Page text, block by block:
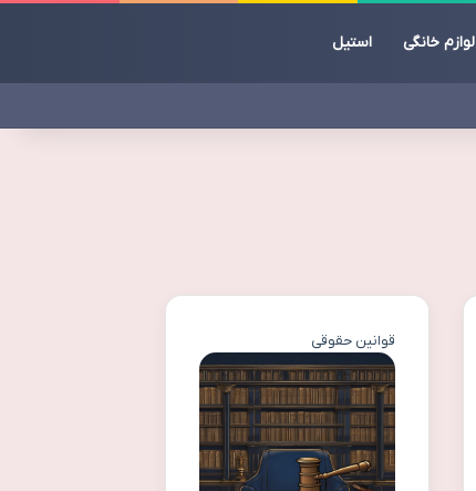
لوازم خانگی استیل
قوانین حقوقی